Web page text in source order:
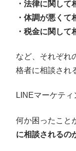
・法律に関し
・体調が悪く
・税金に関し
など、それぞれ
格者に相談され
LINEマーケティ
何か困ったこと
に相談されるの